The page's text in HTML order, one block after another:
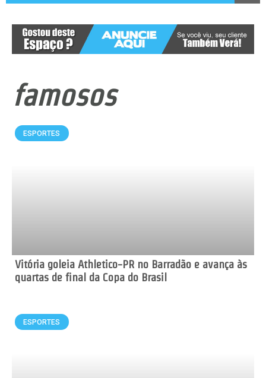
famosos
ESPORTES
Vitória goleia Athletico-PR no Barradão e avança às
quartas de final da Copa do Brasil
ESPORTES